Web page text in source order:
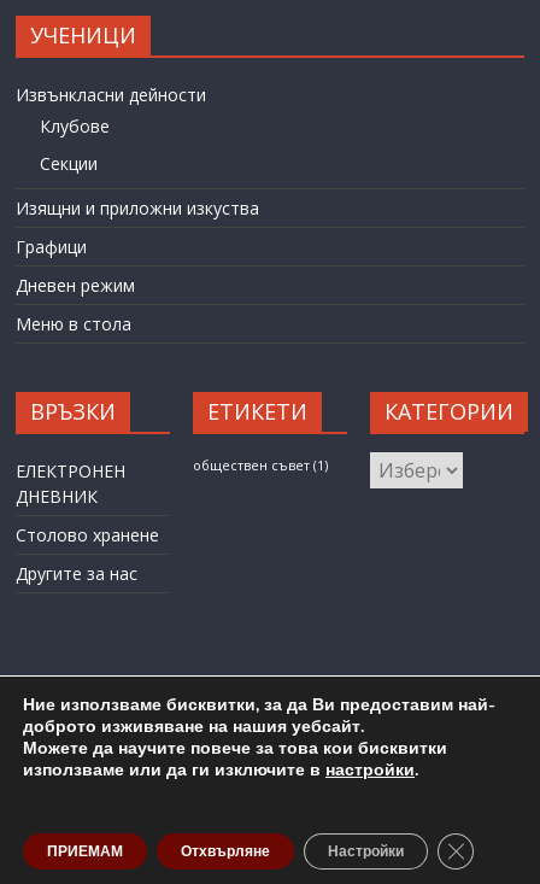
УЧЕНИЦИ
Извънкласни дейности
Клубове
Секции
Изящни и приложни изкуства
Графици
Дневен режим
Меню в стола
ВРЪЗКИ
ЕЛЕКТРОНЕН
ДНЕВНИК
Столово хранене
Другите за нас
ЕТИКЕТИ
обществен съвет (1)
КАТЕГОРИИ
КАТЕГОРИИ
Карта на сайта Административен достъп
Copyright © 2026 ОУ "Любен Каравелов" гр. Бургас
Ние използваме бисквитки, за да Ви предоставим най-
доброто изживяване на нашия уебсайт.
Можете да научите повече за това кои бисквитки
използваме или да ги изключите в настройки.
ПРИЕМАМ Отхвърляне Настройки Close